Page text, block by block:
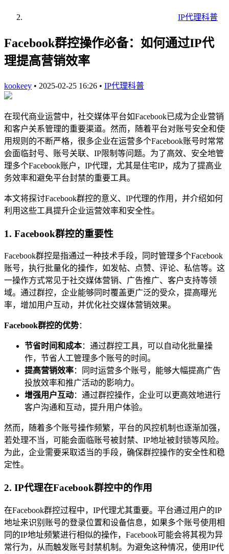
IP代理科普
Facebook群控操作必备：如何通过IP代
理提高营销效率
kookeey • 2025-02-25 16:26 • IP代理科普
在现代商业运营中，社交媒体平台如Facebook已成为企业营销
和客户关系管理的重要渠道。然而，随着平台对账号安全和使
用规则的不断严格，很多企业在运营多个Facebook账号时常常
会面临封号、账号关联、IP限制等问题。为了高效、安全地管
理多个Facebook账户，IP代理，尤其是住宅IP，成为了提高业
务效率和避免平台封禁的重要工具。
本文将探讨Facebook群控的意义、IP代理的作用，并介绍如何
利用这些工具提升企业运营效率和安全性。
1. Facebook群控的重要性
Facebook群控是指通过一种技术手段，同时管理多个Facebook
账号，执行批量化的操作，如发帖、点赞、评论、私信等。这
一操作方式常见于社交媒体营销、广告推广、客户支持等领
域。通过群控，企业能够同时覆盖更广泛的受众，提高曝光
率，增加用户互动，并优化社交媒体营销效果。
Facebook群控的优势：
节省时间和成本：通过群控工具，可以自动化批量操
作，节省人工管理多个账号的时间。
提高营销效率：同时运营多个账号，能够大幅提高广告
投放效率和推广活动的影响力。
增强用户互动：通过群控操作，企业可以更高效地进行
客户沟通和互动，提升用户体验。
然而，随着多个账号操作频繁，平台的风控机制也逐渐加强，
若处理不当，可能会面临账号被封禁、IP地址被封锁等风险。
为此，企业需要采取适当的手段，确保群控操作的安全性和稳
定性。
2. IP代理在Facebook群控中的作用
在Facebook群控过程中，IP代理尤其重要。平台通过用户的IP
地址来识别账号的登录位置和设备信息，如果多个账号使用相
同的IP地址频繁进行相似的操作，Facebook可能会将其视为异
常行为，从而触发账号封禁机制。为避免这种情况，使用IP代